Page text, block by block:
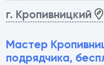
г. Кропивницкий
Мастер
подрядчика,